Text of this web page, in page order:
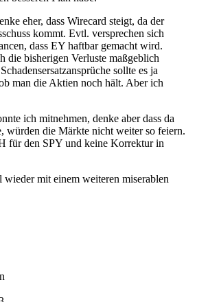
eher, dass Wirecard steigt, da der
kommt. Evtl. versprechen sich
dass EY haftbar gemacht wird.
die bisherigen Verluste maßgeblich
sollte es ja
man die Aktien noch hält. Aber ich
ich mitnehmen, denke aber dass da
würden die Märkte nicht weiter so feiern.
für den SPY und keine Korrektur in
mit einem weiteren miserablen